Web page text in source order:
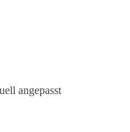
angepasst